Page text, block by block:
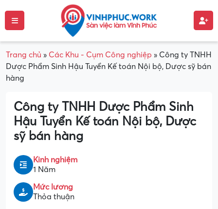
Trang chủ » Các Khu - Cụm Công nghiệp » Công ty TNHH
Dược Phẩm Sinh Hậu Tuyển Kế toán Nội bộ, Dược sỹ bán
hàng
Công ty TNHH Dược Phẩm Sinh
Hậu Tuyển Kế toán Nội bộ, Dược
sỹ bán hàng
Kinh nghiệm
1 Năm
Mức lương
Thỏa thuận